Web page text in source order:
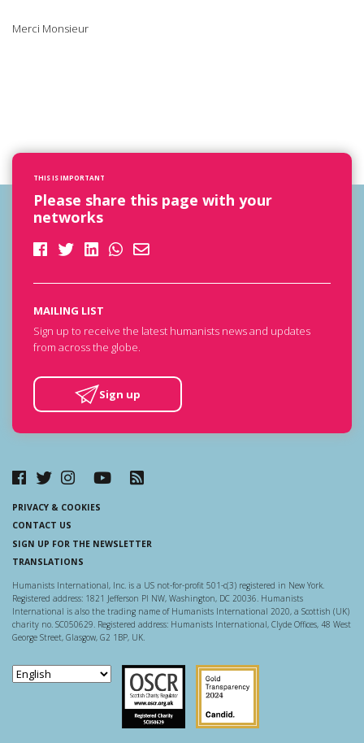
Merci Monsieur
THIS IS IMPORTANT
Please share this page with your
networks
MAILING LIST
Sign up to receive the latest humanists news and updates
from across the globe.
Sign up
PRIVACY & COOKIES
CONTACT US
SIGN UP FOR THE NEWSLETTER
TRANSLATIONS
Humanists International, Inc. is a US not-for-profit 501-c(3) registered in New York.
Registered address: 1821 Jefferson Pl NW, Washington, DC 20036. Humanists
International is also the trading name of Humanists International 2020, a Scottish (UK)
charity no. SC050629. Registered address: Humanists International, Clyde Offices, 48 West
George Street, Glasgow, G2 1BP, UK.
Scottish Charity Regulator
Guidestar US